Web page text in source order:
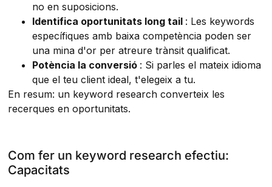
no en suposicions.
Identifica oportunitats long tail : Les keywords
específiques amb baixa competència poden ser
una mina d'or per atreure trànsit qualificat.
Potència la conversió : Si parles el mateix idioma
que el teu client ideal, t'elegeix a tu.
En resum: un keyword research converteix les
recerques en oportunitats.
Com fer un keyword research efectiu:
Capacitats